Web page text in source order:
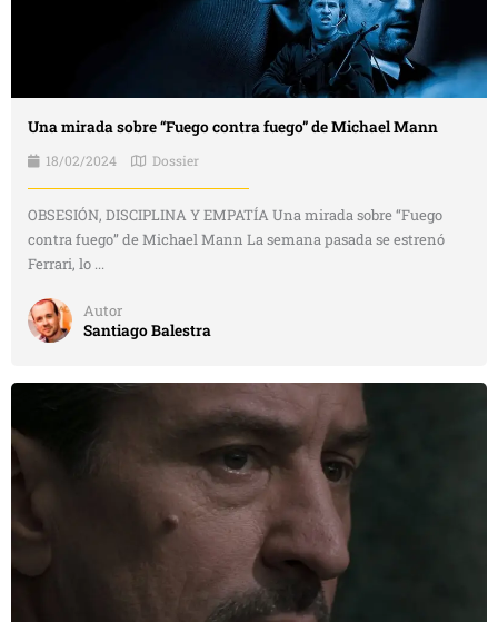
Una mirada sobre “Fuego contra fuego” de Michael Mann
18/02/2024 Dossier
OBSESIÓN, DISCIPLINA Y EMPATÍA Una mirada sobre “Fuego
contra fuego” de Michael Mann La semana pasada se estrenó
Ferrari, lo ...
Autor
Santiago Balestra